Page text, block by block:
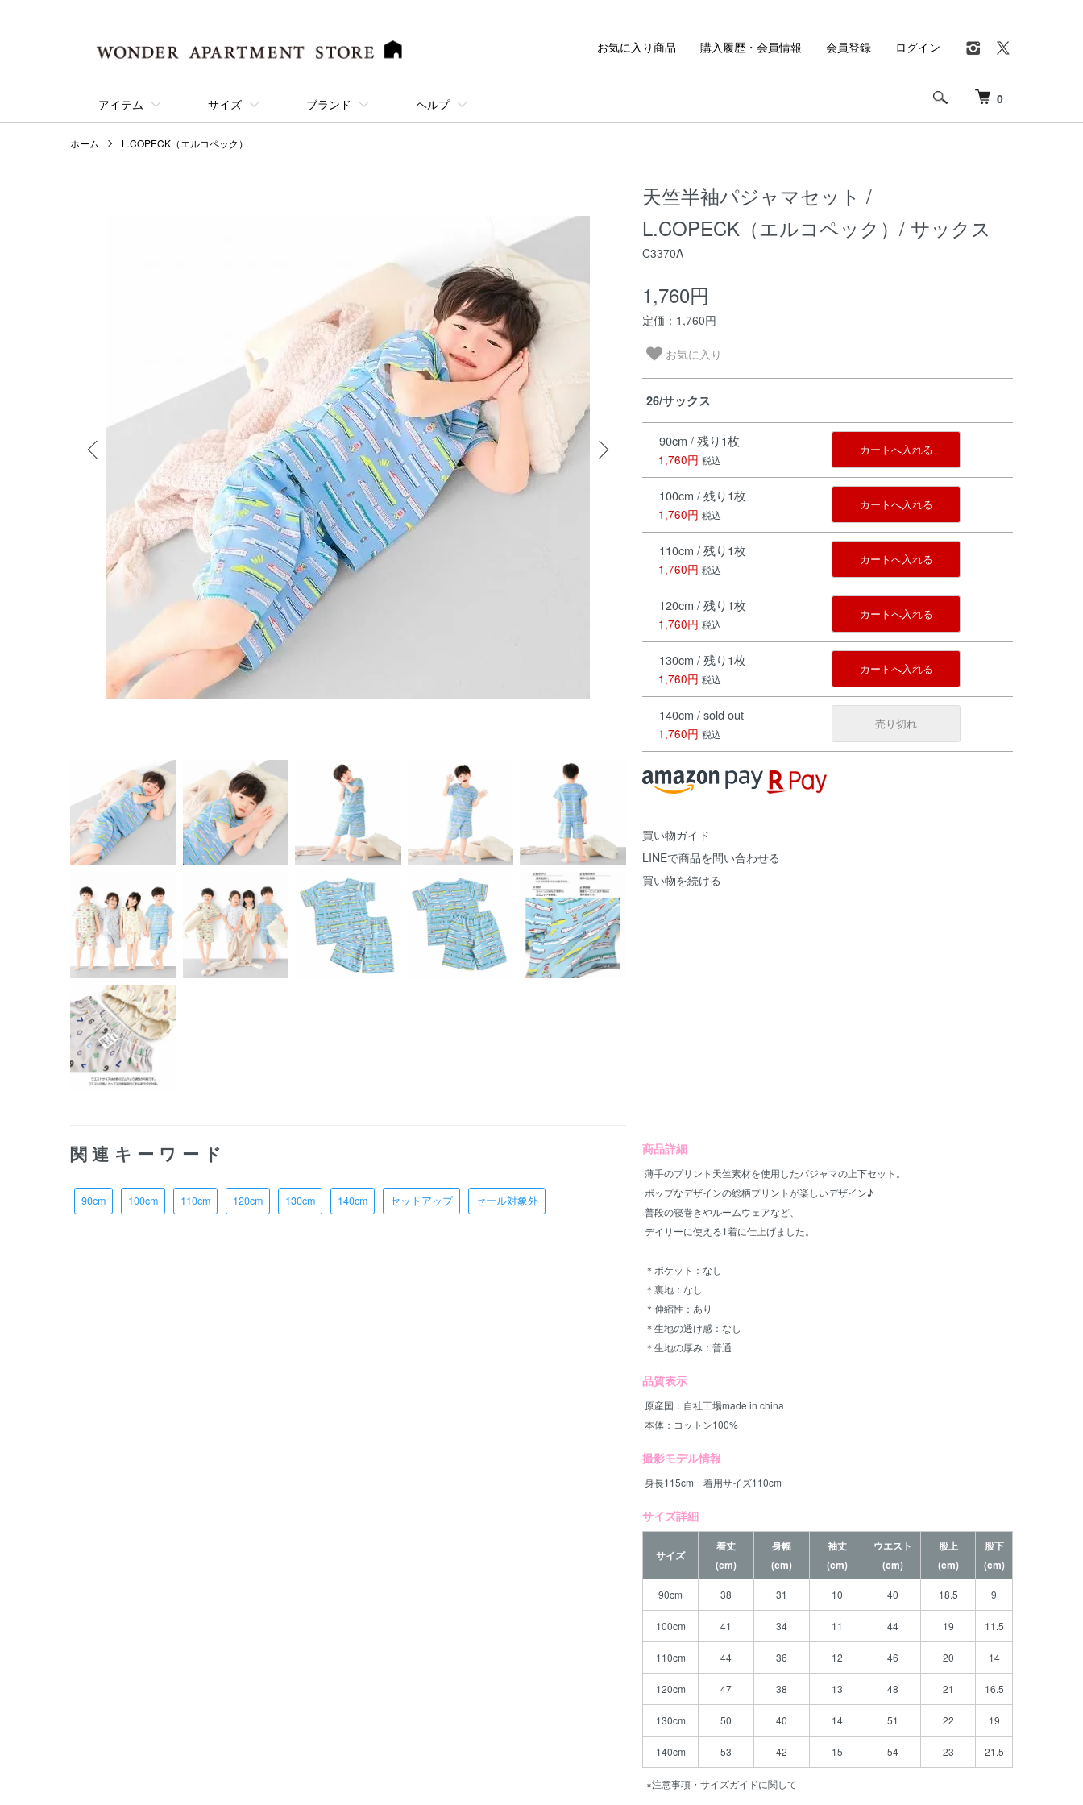
0
アイテム サイズ ブランド ヘルプ
お気に入り商品 購入履歴・会員情報 会員登録 ログイン
ホーム L.COPECK（エルコペック）
天竺半袖パジャマセット /
L.COPECK（エルコペック）/ サックス
C3370A
1,760円
定価：1,760円
お気に入り
26/サックス
90cm / 残り1枚
1,760円 税込
カートへ入れる
100cm / 残り1枚
1,760円 税込
カートへ入れる
110cm / 残り1枚
1,760円 税込
カートへ入れる
120cm / 残り1枚
1,760円 税込
カートへ入れる
130cm / 残り1枚
1,760円 税込
カートへ入れる
140cm / sold out
1,760円 税込
売り切れ
買い物ガイド
LINEで商品を問い合わせる
買い物を続ける
商品詳細
薄手のプリント天竺素材を使用したパジャマの上下セット。
ポップなデザインの総柄プリントが楽しいデザイン♪
普段の寝巻きやルームウェアなど、
デイリーに使える1着に仕上げました。
＊ポケット：なし
＊裏地：なし
＊伸縮性：あり
＊生地の透け感：なし
＊生地の厚み：普通
品質表示
原産国：自社工場made in china
本体：コットン100%
撮影モデル情報
身長115cm 着用サイズ110cm
サイズ詳細
サイズ
着丈
(cm)
身幅
(cm)
袖丈
(cm)
ウエスト
(cm)
股上
(cm)
股下
(cm)
90cm 38 31 10 40 18.5 9
100cm 41 34 11 44 19 11.5
110cm 44 36 12 46 20 14
120cm 47 38 13 48 21 16.5
130cm 50 40 14 51 22 19
140cm 53 42 15 54 23 21.5
※注意事項・サイズガイドに関して
関連キーワード
90cm 100cm 110cm 120cm 130cm 140cm セットアップ セール対象外